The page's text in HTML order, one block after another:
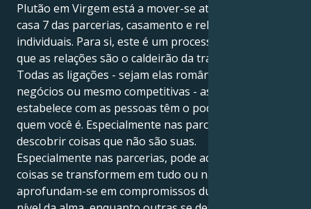
Plutão em Virgem está a mover-se através da sua
casa 7 das parcerias, casamento e relações
individuais. Para si, este é um processo alquímico em
que as relações são o caldeirão da transformação.
Todas as ligações - sejam elas românticas, de
negócios ou mesmo competitivas - as relações que
estabelece com as pessoas têm o poder de mudar
quem você é. Especialmente nas parcerias, pode
descobrir coisas que não são suas.
Especialmente nas parcerias, pode acontecer que as
coisas se transformem em tudo ou nada. Algumas
aprofundam-se em compromissos duradouros, ao